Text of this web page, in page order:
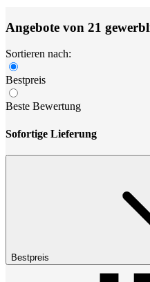
Angebote von 21
Sortieren nach:
Bestpreis
Beste Bewertung
Sofortige Lieferung
Bestpreis